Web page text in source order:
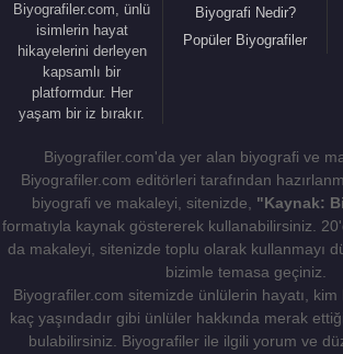
Biyografiler.com, ünlü
isimlerin hayat
hikayelerini derleyen
kapsamlı bir
platformdur. Her
yaşam bir iz bırakır.
Biyografi Nedir?
Popüler Biyografiler
Biyografiler.com'da yer alan biyografi ve
Biyografiler.com editörleri tarafından
biyografi ve makaleyi, sitenizde, "Kaynak:
formatıyla kaynak göstererek kullanabilirsiniz.
da makaleyi, sitenizde toplu olarak kullanmayı
bizimle temasa geçiniz.
Biyografiler.com sitemizde ünlülerin hayatı, kim
kaç yaşındadır gibi ünlüler hakkında merak
bulabilirsiniz. Biyografiler ile ilgili yorum ve